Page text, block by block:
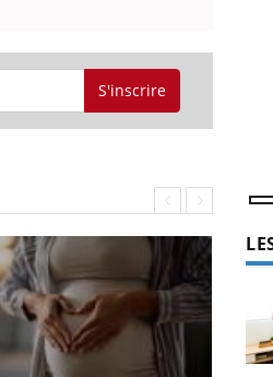
S'inscrire